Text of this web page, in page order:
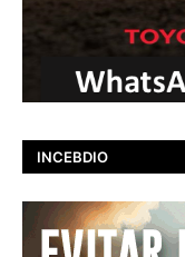
INCEBDIO